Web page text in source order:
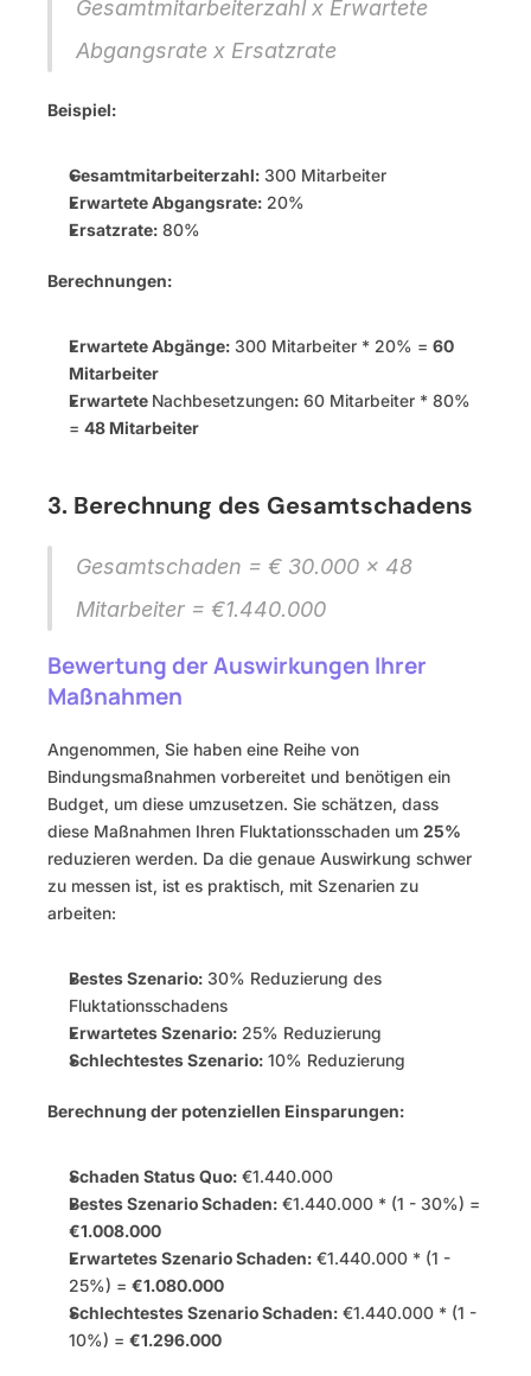
Gesamtmitarbeiterzahl x Erwartete
Abgangsrate x Ersatzrate
Beispiel:
Gesamtmitarbeiterzahl: 300 Mitarbeiter
Erwartete Abgangsrate: 20%
Ersatzrate: 80%
Berechnungen:
Erwartete Abgänge: 300 Mitarbeiter * 20% = 60
Mitarbeiter
Erwartete Nachbesetzungen: 60 Mitarbeiter * 80%
= 48 Mitarbeiter
3. Berechnung des Gesamtschadens
Gesamtschaden = € 30.000 x 48
Mitarbeiter = €1.440.000
Bewertung der Auswirkungen Ihrer
Maßnahmen
Angenommen, Sie haben eine Reihe von
Bindungsmaßnahmen vorbereitet und benötigen ein
Budget, um diese umzusetzen. Sie schätzen, dass
diese Maßnahmen Ihren Fluktationsschaden um 25%
reduzieren werden. Da die genaue Auswirkung schwer
zu messen ist, ist es praktisch, mit Szenarien zu
arbeiten:
Bestes Szenario: 30% Reduzierung des
Fluktationsschadens
Erwartetes Szenario: 25% Reduzierung
Schlechtestes Szenario: 10% Reduzierung
Berechnung der potenziellen Einsparungen:
Schaden Status Quo: €1.440.000
Bestes Szenario Schaden:
€1.008.000
Erwartetes Szenario Schaden: €1.440.000 * (1 -
25%) = €1.080.000
Schlechtestes Szenario Schaden: €1.440.000 * (1 -
10%) = €1.296.000